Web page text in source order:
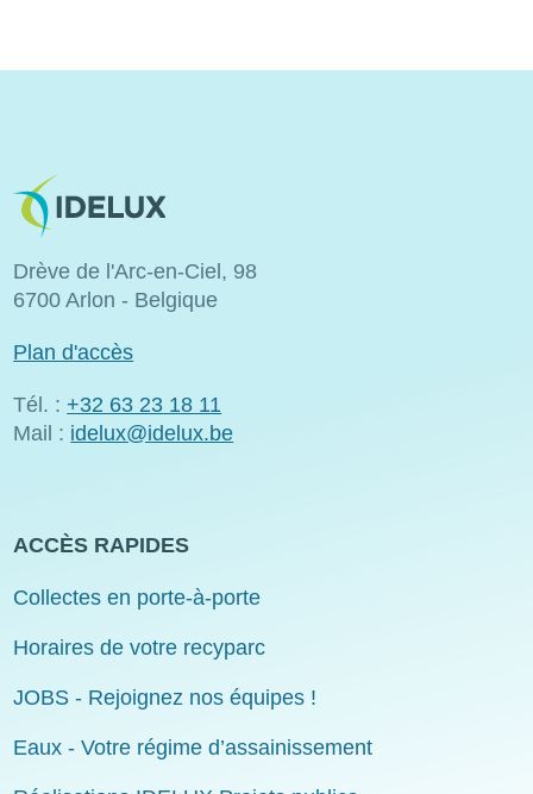
Image
Drève de l'Arc-en-Ciel, 98
6700 Arlon - Belgique
Plan d'accès
Tél. : +32 63 23 18 11
Mail : idelux@idelux.be
ACCÈS RAPIDES
Collectes en porte-à-porte
Horaires de votre recyparc
JOBS - Rejoignez nos équipes !
Eaux - Votre régime d’assainissement